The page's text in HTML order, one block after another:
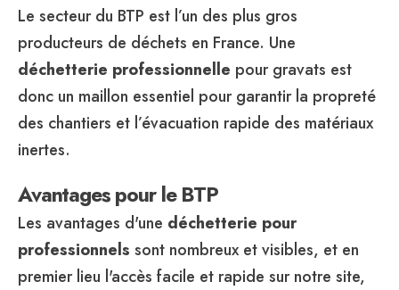
Le secteur du BTP est l’un des plus gros
producteurs de déchets en France. Une
déchetterie professionnelle pour gravats est
donc un maillon essentiel pour garantir la propreté
des chantiers et l’évacuation rapide des matériaux
inertes.
Avantages pour le BTP
Les avantages d'une déchetterie pour
professionnels sont nombreux et visibles, et en
premier lieu l'accès facile et rapide sur notre site,